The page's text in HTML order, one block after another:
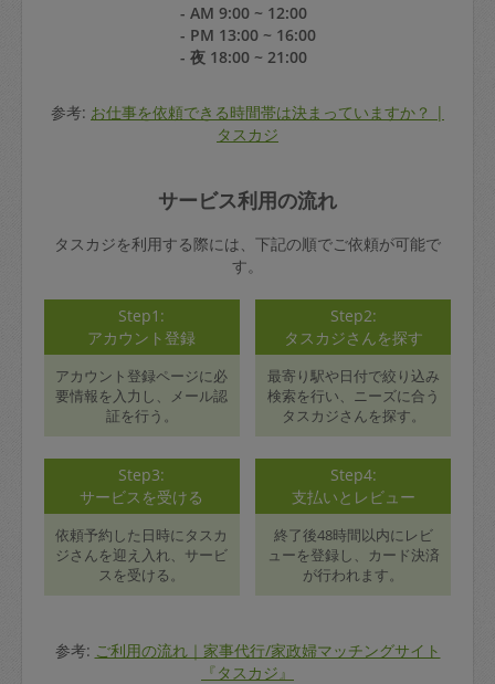
- AM 9:00 ~ 12:00
- PM 13:00 ~ 16:00
- 夜 18:00 ~ 21:00
参考: お仕事を依頼できる時間帯は決まっていますか？ |
タスカジ
サービス利用の流れ
タスカジを利用する際には、下記の順でご依頼が可能で
す。
Step1:
アカウント登録
アカウント登録ページに必
要情報を入力し、メール認
証を行う。
Step2:
タスカジさんを探す
最寄り駅や日付で絞り込み
検索を行い、ニーズに合う
タスカジさんを探す。
Step3:
サービスを受ける
依頼予約した日時にタスカ
ジさんを迎え入れ、サービ
スを受ける。
Step4:
支払いとレビュー
終了後48時間以内にレビ
ューを登録し、カード決済
が行われます。
参考: ご利用の流れ｜家事代行/家政婦マッチングサイト
『タスカジ』